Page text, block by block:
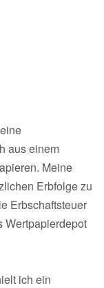
aus einem
Meine
Erbfolge zu
Erbschaftsteuer
Wertpapierdepot
ich ein